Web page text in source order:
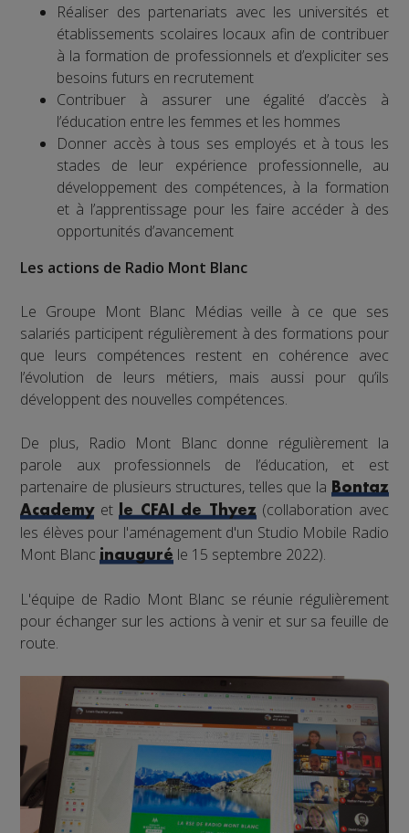
Réaliser des partenariats avec les universités et
établissements scolaires locaux afin de contribuer
à la formation de professionnels et d’expliciter ses
besoins futurs en recrutement
Contribuer à assurer une égalité d’accès à
l’éducation entre les femmes et les hommes
Donner accès à tous ses employés et à tous les
stades de leur expérience professionnelle, au
développement des compétences, à la formation
et à l’apprentissage pour les faire accéder à des
opportunités d’avancement
Les actions de Radio Mont Blanc
Le Groupe Mont Blanc Médias veille à ce que ses
salariés participent régulièrement à des formations pour
que leurs compétences restent en cohérence avec
l’évolution de leurs métiers, mais aussi pour qu’ils
développent des nouvelles compétences.
De plus, Radio Mont Blanc donne régulièrement la
parole aux professionnels de l’éducation, et est
partenaire de plusieurs structures, telles que la
Bontaz
Academyet le CFAI de Thyez(collaboration avec
les élèves pour l'aménagement d'un Studio Mobile Radio
Mont Blancinauguré le 15 septembre 2022).
L'équipe de Radio Mont Blanc se réunie régulièrement
pour échanger sur les actions à venir et sur sa feuille de
route.